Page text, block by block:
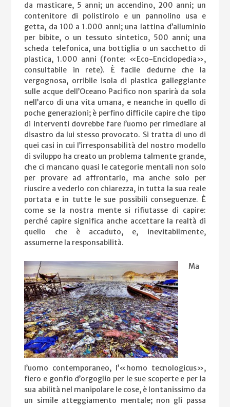
da masticare, 5 anni; un accendino, 200 anni; un
contenitore di polistirolo e un pannolino usa e
getta, da 100 a 1.000 anni; una lattina d’alluminio
per bibite, o un tessuto sintetico, 500 anni; una
scheda telefonica, una bottiglia o un sacchetto di
plastica, 1.000 anni (fonte: «Eco-Enciclopedia»,
consultabile in rete). È facile dedurne che la
vergognosa, orribile isola di plastica galleggiante
sulle acque dell’Oceano Pacifico non sparirà da sola
nell’arco di una vita umana, e neanche in quello di
poche generazioni; è perfino difficile capire che tipo
di interventi dovrebbe fare l’uomo per rimediare al
disastro da lui stesso provocato. Si tratta di uno di
quei casi in cui l’irresponsabilità del nostro modello
di sviluppo ha creato un problema talmente grande,
che ci mancano quasi le categorie mentali non solo
per provare ad affrontarlo, ma anche solo per
riuscire a vederlo con chiarezza, in tutta la sua reale
portata e in tutte le sue possibili conseguenze. È
come se la nostra mente si rifiutasse di capire:
perché capire significa anche accettare la realtà di
quello che è accaduto, e, inevitabilmente,
assumerne la responsabilità.
Ma
l’uomo contemporaneo, l’«homo tecnologicus»,
fiero e gonfio d’orgoglio per le sue scoperte e per la
sua abilità nel manipolare le cose, è lontanissimo da
un simile atteggiamento mentale; non gli passa